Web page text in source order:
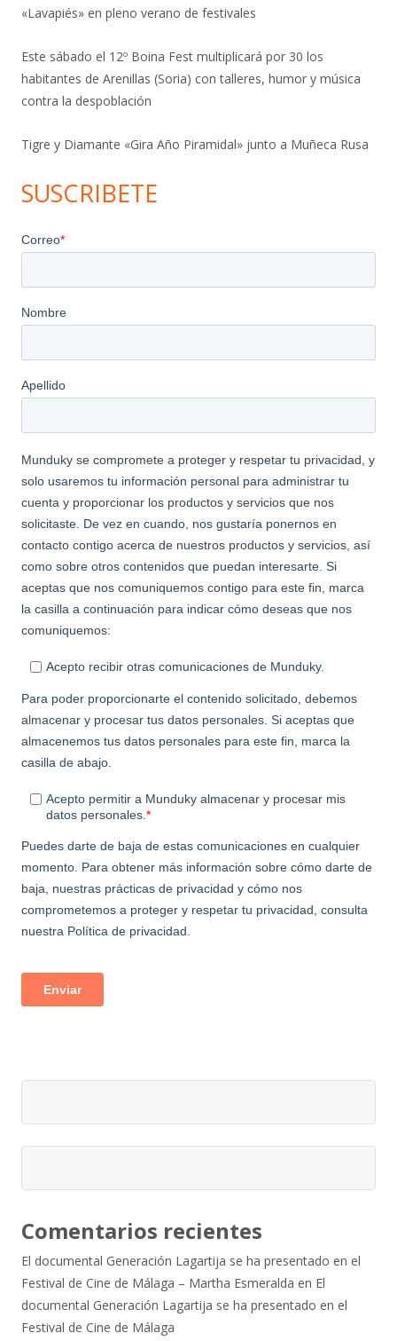
«Lavapiés» en pleno verano de festivales
Este sábado el 12º Boina Fest multiplicará por 30 los
habitantes de Arenillas (Soria) con talleres, humor y música
contra la despoblación
Tigre y Diamante «Gira Año Piramidal» junto a Muñeca Rusa
SUSCRIBETE
Comentarios recientes
El documental Generación Lagartija se ha presentado en el
Festival de Cine de Málaga – Martha Esmeralda en El
documental Generación Lagartija se ha presentado en el
Festival de Cine de Málaga